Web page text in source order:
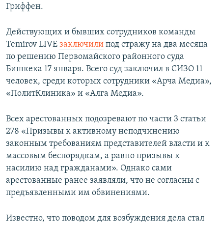
Гриффен.
Действующих и бывших сотрудников команды
Temirov LIVE заключили под стражу на два месяца
по решению Первомайского районного суда
Бишкека 17 января. Всего суд заключил в СИЗО 11
человек, среди которых сотрудники «Арча Медиа»,
«ПолитКлиника» и «Алга Медиа».
Всех арестованных подозревают по части 3 статьи
278 «Призывы к активному неподчинению
законным требованиям представителей власти и к
массовым беспорядкам, а равно призывы к
насилию над гражданами». Однако сами
арестованные ранее заявляли, что не согласны с
предъявленными им обвинениями.
Известно, что поводом для возбуждения дела стал